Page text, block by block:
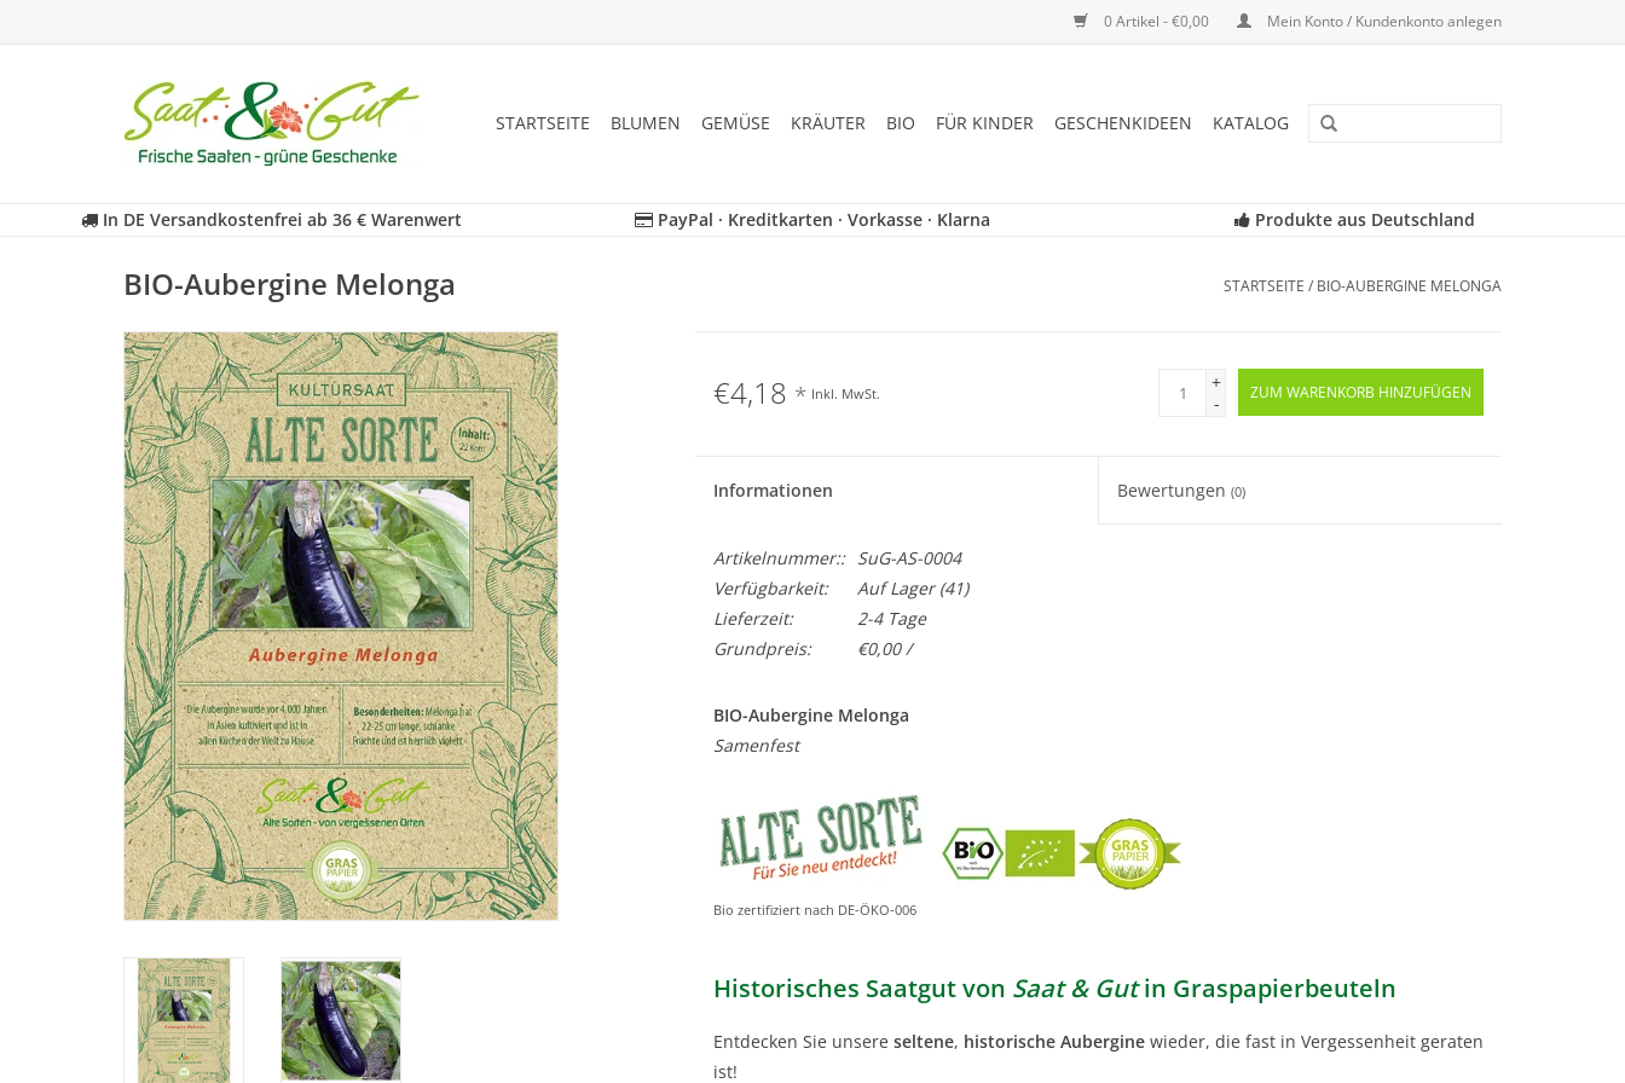
0 Artikel - €0,00 Mein Konto / Kundenkonto anlegen
STARTSEITE BLUMEN GEMÜSE KRÄUTER BIO FÜR KINDER GESCHENKIDEEN KATALOG
In DE Versandkostenfrei ab 36 € Warenwert PayPal · Kreditkarten · Vorkasse · Klarna Produkte aus Deutschland
BIO-Aubergine Melonga STARTSEITE / BIO-AUBERGINE MELONGA
€4,18 * Inkl. MwSt.
+
-
ZUM WARENKORB HINZUFÜGEN
Informationen Bewertungen(0)
Artikelnummer::
SuG-AS-0004
Verfügbarkeit:
Auf Lager(41)
Lieferzeit:
2-4 Tage
Grundpreis:
€0,00 /
BIO-Aubergine Melonga
Samenfest
Bio zertifiziert nach DE-ÖKO-006
Historisches Saatgut von Saat & Gutin Graspapierbeuteln
Entdecken Sie unsere seltene, historische Auberginewieder, die fast in Vergessenheit geraten
ist!